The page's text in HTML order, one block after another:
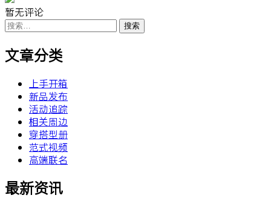
暂无评论
搜
文章分类
上手开箱
新品发布
活动追踪
相关周边
穿搭型册
范式视频
高端联名
最新资讯